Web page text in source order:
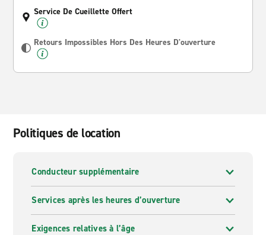
Service De Cueillette Offert
Retours Impossibles Hors Des Heures D'ouverture
Politiques de location
Conducteur supplémentaire
Services après les heures d’ouverture
Exigences relatives à l’âge